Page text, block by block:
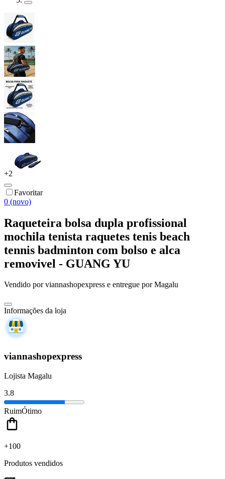
+2
Favoritar
0 (novo)
Raqueteira bolsa dupla profissional
mochila tenista raquetes tenis beach
tennis badminton com bolso e alca
removivel - GUANG YU
Vendido porviannashopexpress e entregue por Magalu
Informações da loja
viannashopexpress
Lojista Magalu
3.8
RuimÓtimo
+100
Produtos vendidos